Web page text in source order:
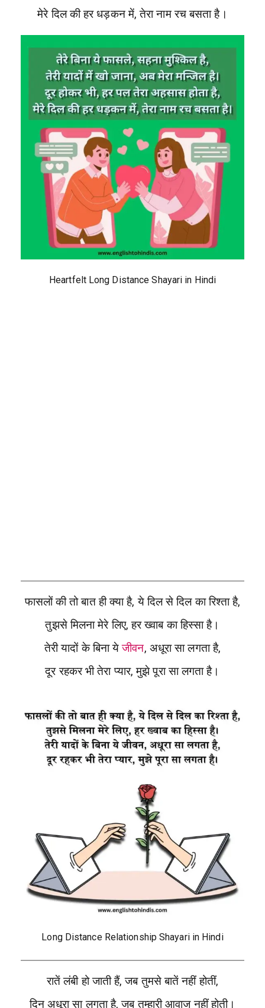
मेरे दिल की हर धड़कन में, तेरा नाम रच बसता है।
Heartfelt Long Distance Shayari in Hindi
फासलों की तो बात ही क्या है, ये दिल से दिल का रिश्ता है,
तुझसे मिलना मेरे लिए, हर ख्वाब का हिस्सा है।
तेरी यादों के बिना येजीवन, अधूरा सा लगता है,
दूर रहकर भी तेरा प्यार, मुझे पूरा सा लगता है।
Long Distance Relationship Shayari in Hindi
रातें लंबी हो जाती हैं, जब तुमसे बातें नहीं होतीं,
दिन अधूरा सा लगता है, जब तुम्हारी आवाज नहीं होती।